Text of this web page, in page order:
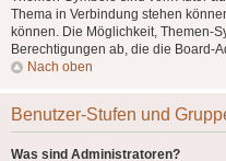
Thema in Verbindung stehen
können. Die Möglichkeit, Themen-
Berechtigungen ab, die die Board-
Nach oben
Benutzer-Stufen und
Was sind Administratoren?